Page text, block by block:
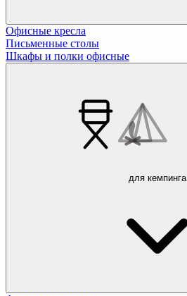
Офисные кресла
Письменные столы
Шкафы и полки офисные
для кемпинга